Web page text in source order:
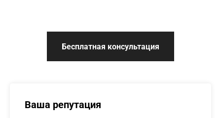
Бесплатная консультация
Ваша репутация